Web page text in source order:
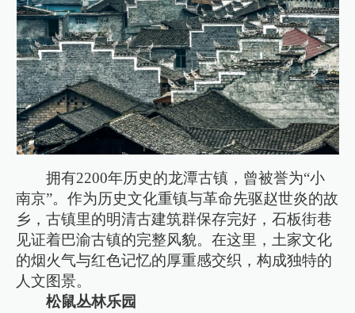
拥有2200年历史的龙潭古镇，曾被誉为“小
南京”。作为历史文化重镇与革命先驱赵世炎的故
乡，古镇里的明清古建筑群保存完好，石板街巷
见证着巴渝古镇的完整风貌。在这里，土家文化
的烟火气与红色记忆的厚重感交织，构成独特的
人文图景。
松鼠丛林乐园